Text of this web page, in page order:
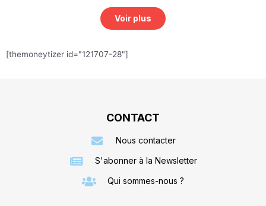
Voir plus
[themoneytizer id="121707-28"]
CONTACT
Nous contacter
S'abonner à la Newsletter
Qui sommes-nous ?